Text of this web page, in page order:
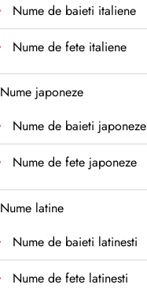
Nume de baieti italiene
Nume de fete italiene
Nume japoneze
Nume de baieti japoneze
Nume de fete japoneze
Nume latine
Nume de baieti latinesti
Nume de fete latinesti